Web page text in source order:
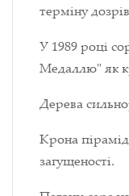
терміну
У 1989 році
Медаллю" як
Дерева
Крона
загущеності.